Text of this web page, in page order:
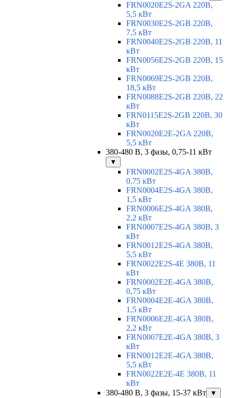
FRN0020E2S-2GA 220В,
5,5 кВт
FRN0030E2S-2GB 220В,
7,5 кВт
FRN0040E2S-2GB 220В, 11
кВт
FRN0056E2S-2GB 220В, 15
кВт
FRN0069E2S-2GB 220В,
18,5 кВт
FRN0088E2S-2GB 220В, 22
кВт
FRN0115E2S-2GB 220В, 30
кВт
FRN0020E2E-2GA 220В,
5,5 кВт
380-480 В, 3 фазы, 0,75-11 кВт
▼
FRN0002E2S-4GA 380В,
0,75 кВт
FRN0004E2S-4GA 380В,
1,5 кВт
FRN0006E2S-4GA 380В,
2,2 кВт
FRN0007E2S-4GA 380В, 3
кВт
FRN0012E2S-4GA 380В,
5,5 кВт
FRN0022E2S-4E 380В, 11
кВт
FRN0002E2E-4GA 380В,
0,75 кВт
FRN0004E2E-4GA 380В,
1,5 кВт
FRN0006E2E-4GA 380В,
2,2 кВт
FRN0007E2E-4GA 380В, 3
кВт
FRN0012E2E-4GA 380В,
5,5 кВт
FRN0022E2E-4E 380В, 11
кВт
380-480 В, 3 фазы, 15-37 кВт
▼